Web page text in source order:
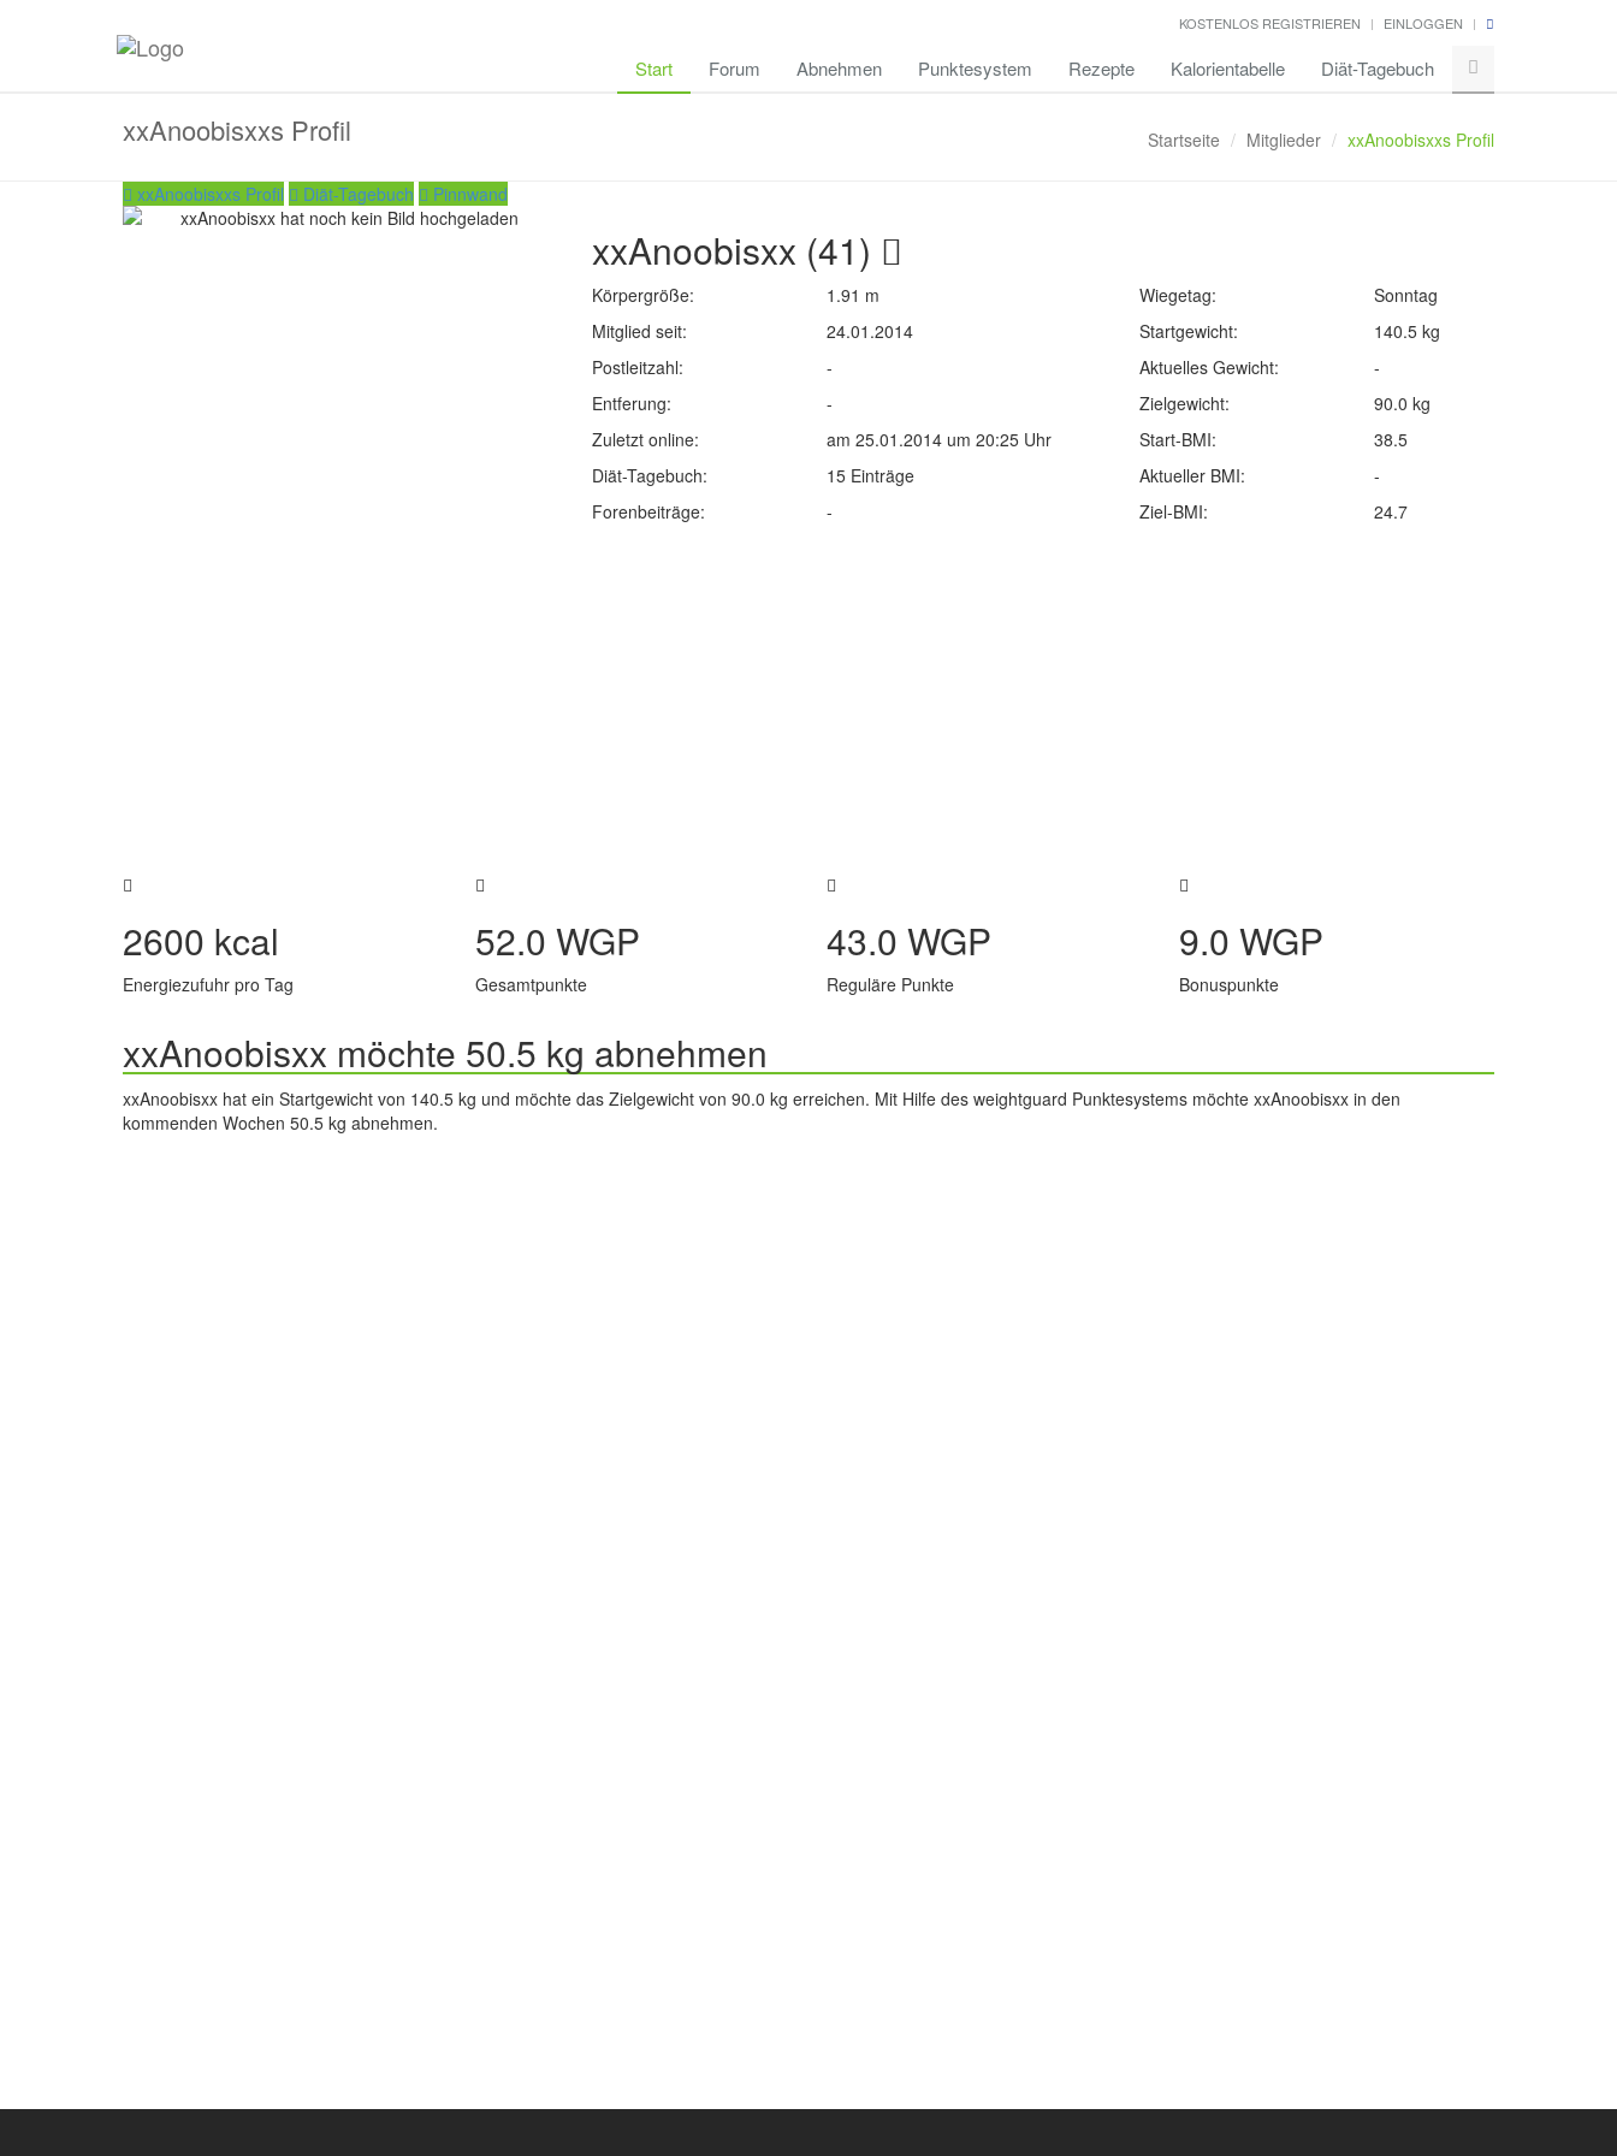
KOSTENLOS REGISTRIEREN EINLOGGEN
Start Forum Abnehmen Punktesystem Rezepte Kalorientabelle Diät-Tagebuch
xxAnoobisxxs Profil Startseite Mitglieder xxAnoobisxxs Profil
xxAnoobisxxs Profil Diät-Tagebuch Pinnwand
xxAnoobisxx (41)
Körpergröße: 1.91 m Wiegetag:
Sonntag
Mitglied seit:
24.01.2014 Startgewicht:
140.5 kg
Postleitzahl:
- Aktuelles Gewicht:
-
Entferung:
- Zielgewicht:
90.0 kg
Zuletzt online:
am 25.01.2014 um 20:25 Uhr Start-BMI:
38.5
Diät-Tagebuch:
15 Einträge Aktueller BMI:
-
Forenbeiträge:
- Ziel-BMI: 24.7
2600 kcal
Energiezufuhr pro Tag
52.0 WGP
Gesamtpunkte
43.0 WGP
Reguläre Punkte
9.0 WGP
Bonuspunkte
xxAnoobisxx möchte 50.5 kg abnehmen
xxAnoobisxx hat ein Startgewicht von 140.5 kg und möchte das Zielgewicht von 90.0 kg erreichen. Mit Hilfe des weightguard Punktesystems möchte xxAnoobisxx in den
kommenden Wochen 50.5 kg abnehmen.